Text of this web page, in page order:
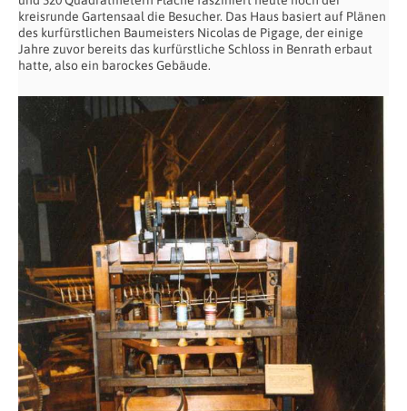
kreisrunde Gartensaal die Besucher. Das Haus basiert auf Plänen
des kurfürstlichen Baumeisters Nicolas de Pigage, der einige
Jahre zuvor bereits das kurfürstliche Schloss in Benrath erbaut
hatte, also ein barockes Gebäude.